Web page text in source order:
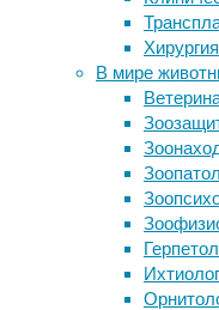
Хирургия
В мире
их
25/02/2025,
15:48
25/02/2025
Модальные
глаголы
(modal
verbs)
болезней
Новая
обнаружена
системы
Лечение
усталости
Что «на
каннабиса?
Следите